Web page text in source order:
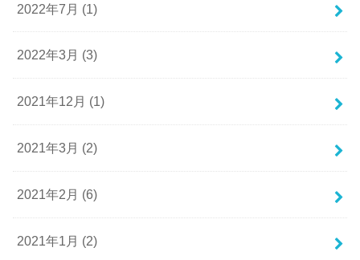
2022年7月 (1)
2022年3月 (3)
2021年12月 (1)
2021年3月 (2)
2021年2月 (6)
2021年1月 (2)